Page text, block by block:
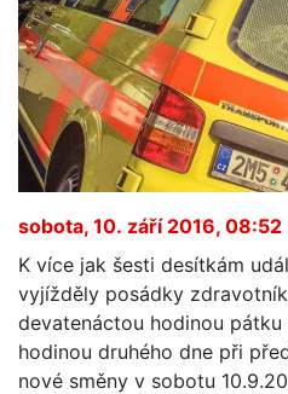
sobota, 10. září 2016, 08:52
K více jak šesti desítkám
vyjížděly posádky
devatenáctou hodinou
hodinou druhého dne při
nové směny v sobotu